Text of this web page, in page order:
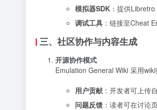
模拟器SDK ：提供
调试工具 ：链接至Cheat
三、社区协作与内容生成
开源协作模式
Emulation General Wiki 采用
用户贡献 ：开发者可上传
问题反馈 ：读者可在讨论